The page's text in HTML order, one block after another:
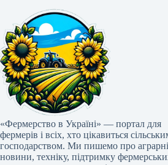
«Фермерство в Україні» — портал для
фермерів і всіх, хто цікавиться
господарством. Ми пишемо про аграрні
новини, техніку, підтримку